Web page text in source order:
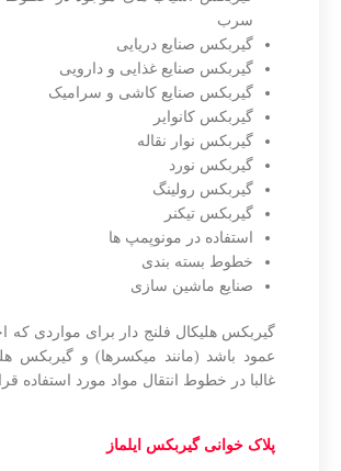
سرب
گیربکس صنایع دریایی
گیربکس صنایع غذایی و دارویی
گیربکس صنایع کاشی و سرامیک
گیربکس کانوایر
گیربکس نوار نقاله
گیربکس نورد
گیربکس رولینگ
گیربکس تیکنر
استفاده در مونوپمپ ها
خطوط بسته بندی
صنایع ماشین سازی
گیربکس هلیکال فلنج دار برای مواردی که
عمود باشد (مانند میکسرها) و گیربکس
غالبا در خطوط انتقال مواد مورد استفاده
پلاک خوانی گیربکس ایلماز